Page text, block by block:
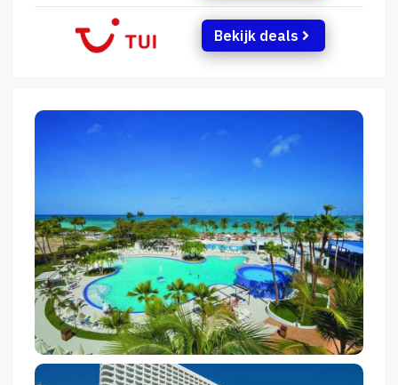
Bekijk deals